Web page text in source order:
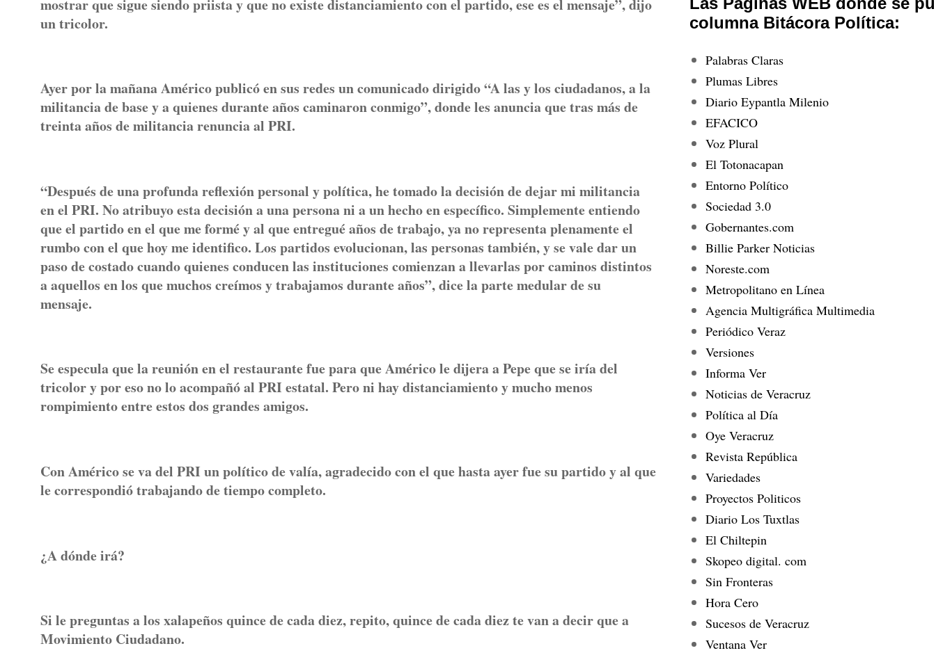
mostrar que sigue siendo priista y que no existe distanciamiento con el partido, ese es el mensaje”, dijo
un tricolor.
Ayer por la mañana Américo publicó en sus redes un comunicado dirigido “A las y los ciudadanos, a la
militancia de base y a quienes durante años caminaron conmigo”, donde les anuncia que tras más de
treinta años de militancia renuncia al PRI.
“Después de una profunda reflexión personal y política, he tomado la decisión de dejar mi militancia
en el PRI. No atribuyo esta decisión a una persona ni a un hecho en específico. Simplemente entiendo
que el partido en el que me formé y al que entregué años de trabajo, ya no representa plenamente el
rumbo con el que hoy me identifico. Los partidos evolucionan, las personas también, y se vale dar un
paso de costado cuando quienes conducen las instituciones comienzan a llevarlas por caminos distintos
a aquellos en los que muchos creímos y trabajamos durante años”, dice la parte medular de su
mensaje.
Se especula que la reunión en el restaurante fue para que Américo le dijera a Pepe que se iría del
tricolor y por eso no lo acompañó al PRI estatal. Pero ni hay distanciamiento y mucho menos
rompimiento entre estos dos grandes amigos.
Con Américo se va del PRI un político de valía, agradecido con el que hasta ayer fue su partido y al que
le correspondió trabajando de tiempo completo.
¿A dónde irá?
Si le preguntas a los xalapeños quince de cada diez, repito, quince de cada diez te van a decir que a
Movimiento Ciudadano.
columna Bitácora Política:
Palabras Claras
Plumas Libres
Diario Eypantla Milenio
EFACICO
Voz Plural
El Totonacapan
Entorno Político
Sociedad 3.0
Gobernantes.com
Billie Parker Noticias
Noreste.com
Metropolitano en Línea
Agencia Multigráfica Multimedia
Periódico Veraz
Versiones
Informa Ver
Noticias de Veracruz
Política al Día
Oye Veracruz
Revista República
Variedades
Proyectos Politicos
Diario Los Tuxtlas
El Chiltepin
Skopeo digital. com
Sin Fronteras
Hora Cero
Sucesos de Veracruz
Ventana Ver